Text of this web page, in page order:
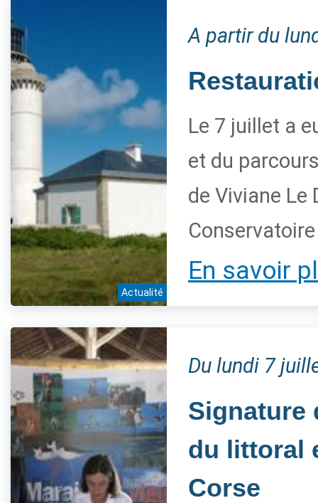
Actualité
A partir du
Le 7 juillet a
et du
de Viviane Le
En savoir
Du lundi 7
Signature
du littoral
Corse